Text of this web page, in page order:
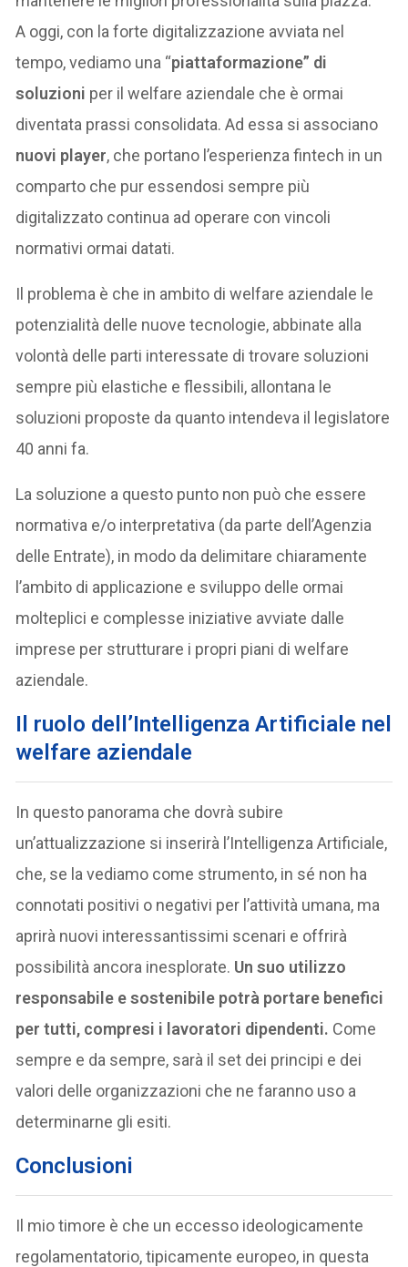
A oggi, con la forte digitalizzazione avviata nel
tempo, vediamo una “piattaformazione” di
soluzioni per il welfare aziendale che è ormai
diventata prassi consolidata. Ad essa si associano
nuovi player, che portano l’esperienza fintech in un
comparto che pur essendosi sempre più
digitalizzato continua ad operare con vincoli
normativi ormai datati.
Il problema è che in ambito di welfare aziendale le
potenzialità delle nuove tecnologie, abbinate alla
volontà delle parti interessate di trovare soluzioni
sempre più elastiche e flessibili, allontana le
soluzioni proposte da quanto intendeva il legislatore
40 anni fa.
La soluzione a questo punto non può che essere
normativa e/o interpretativa (da parte dell’Agenzia
delle Entrate), in modo da delimitare chiaramente
l’ambito di applicazione e sviluppo delle ormai
molteplici e complesse iniziative avviate dalle
imprese per strutturare i propri piani di welfare
aziendale.
Il ruolo dell’Intelligenza Artificiale nel
welfare aziendale
In questo panorama che dovrà subire
un’attualizzazione si inserirà l’Intelligenza Artificiale,
che, se la vediamo come strumento, in sé non ha
connotati positivi o negativi per l’attività umana, ma
aprirà nuovi interessantissimi scenari e offrirà
possibilità ancora inesplorate. Un suo utilizzo
responsabile e sostenibile potrà portare benefici
per tutti, compresi i lavoratori dipendenti. Come
sempre e da sempre, sarà il set dei principi e dei
valori delle organizzazioni che ne faranno uso a
determinarne gli esiti.
Conclusioni
Il mio timore è che un eccesso ideologicamente
regolamentatorio, tipicamente europeo, in questa